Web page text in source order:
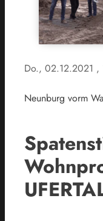
Do., 02.12.2021 ,
Neunburg vorm